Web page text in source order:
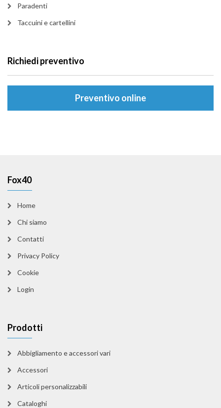
Paradenti
Taccuini e cartellini
Richiedi preventivo
Preventivo online
Fox40
Home
Chi siamo
Contatti
Privacy Policy
Cookie
Login
Prodotti
Abbigliamento e accessori vari
Accessori
Articoli personalizzabili
Cataloghi